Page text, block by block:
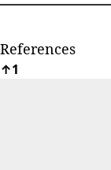
References
↑1